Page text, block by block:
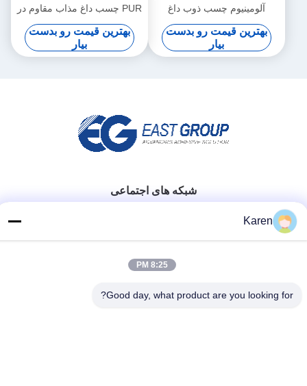
آلومینیوم چسب ذوب داغ
بهترین قیمت رو بدست
بیار
PUR چسب داغ مذاب مقاوم در
برابر حرارت چوب کاری
بهترین قیمت رو بدست
بیار
شبکه های اجتماعی
+86-18912490312
Karen
8:25 PM
Good day, what product are you looking for?